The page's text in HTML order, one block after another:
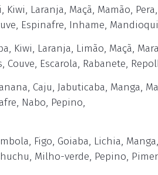
Kiwi, Laranja, Maçã, Mamão,
Espinafre, Inhame,
Kiwi, Laranja, Limão, Maçã,
Escarola, Rabanete,
Caju, Jabuticaba, Manga,
Nabo, Pepino,
Figo, Goiaba, Lichia,
Milho-verde, Pepino,